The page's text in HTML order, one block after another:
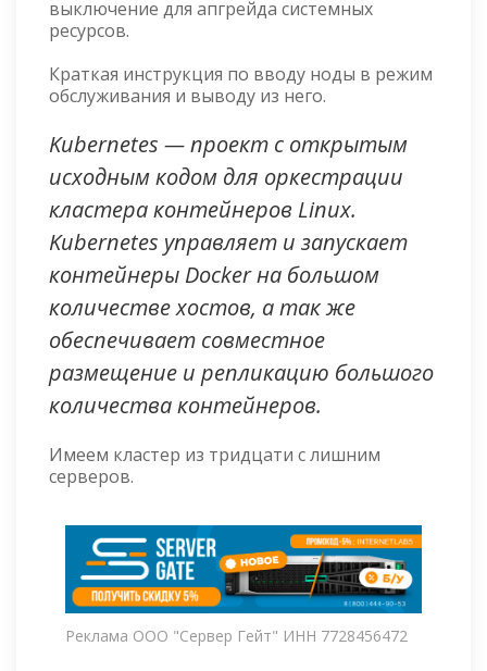
выключение для апгрейда системных
ресурсов.
Краткая инструкция по вводу ноды в режим
обслуживания и выводу из него.
Kubernetes — проект с открытым
исходным кодом для оркестрации
кластера контейнеров Linux.
Kubernetes управляет и запускает
контейнеры Docker на большом
количестве хостов, а так же
обеспечивает совместное
размещение и репликацию большого
количества контейнеров.
Имеем кластер из тридцати с лишним
серверов.
Реклама ООО "Сервер Гейт" ИНН 7728456472